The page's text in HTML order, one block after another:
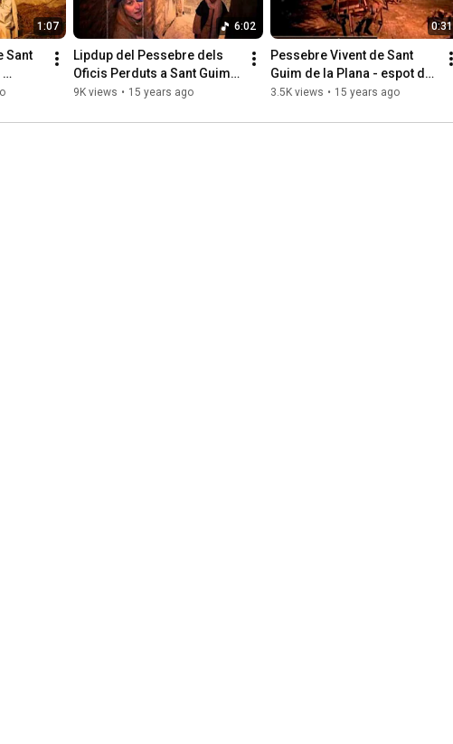
1:07
Sant
6:02
Lipdup del Pessebre dels
Oficis Perduts a Sant Guim
de la Plana - La Segarra
9K views • 15 years ago
0:31
Pessebre Vivent de Sant
Guim de la Plana - espot de
TV3
3.5K views • 15 years ago